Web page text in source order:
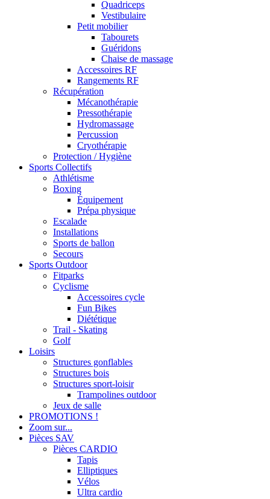
Quadriceps
Vestibulaire
Petit mobilier
Tabourets
Guéridons
Chaise de massage
Accessoires RF
Rangements RF
Récupération
Mécanothérapie
Pressothérapie
Hydromassage
Percussion
Cryothérapie
Protection / Hygiène
Sports Collectifs
Athlétisme
Boxing
Équipement
Prépa physique
Escalade
Installations
Sports de ballon
Secours
Sports Outdoor
Fitparks
Cyclisme
Accessoires cycle
Fun Bikes
Diététique
Trail - Skating
Golf
Loisirs
Structures gonflables
Structures bois
Structures sport-loisir
Trampolines outdoor
Jeux de salle
PROMOTIONS !
Zoom sur...
Pièces SAV
Pièces CARDIO
Tapis
Elliptiques
Vélos
Ultra cardio